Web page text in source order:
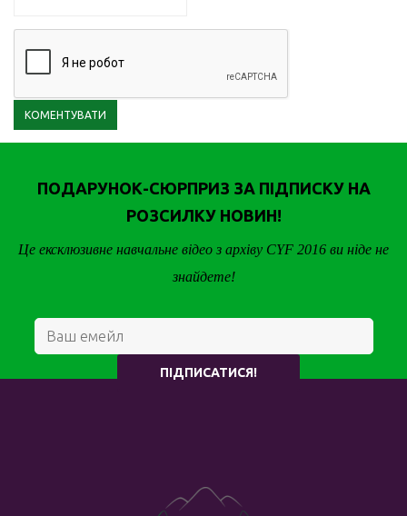
ПОДАРУНОК-СЮРПРИЗ ЗА ПІДПИСКУ НА
РОЗСИЛКУ НОВИН!
Це ексклюзивне навчальне відео з архіву CYF 2016 ви ніде не
знайдете!
ПІДПИСАТИСЯ!